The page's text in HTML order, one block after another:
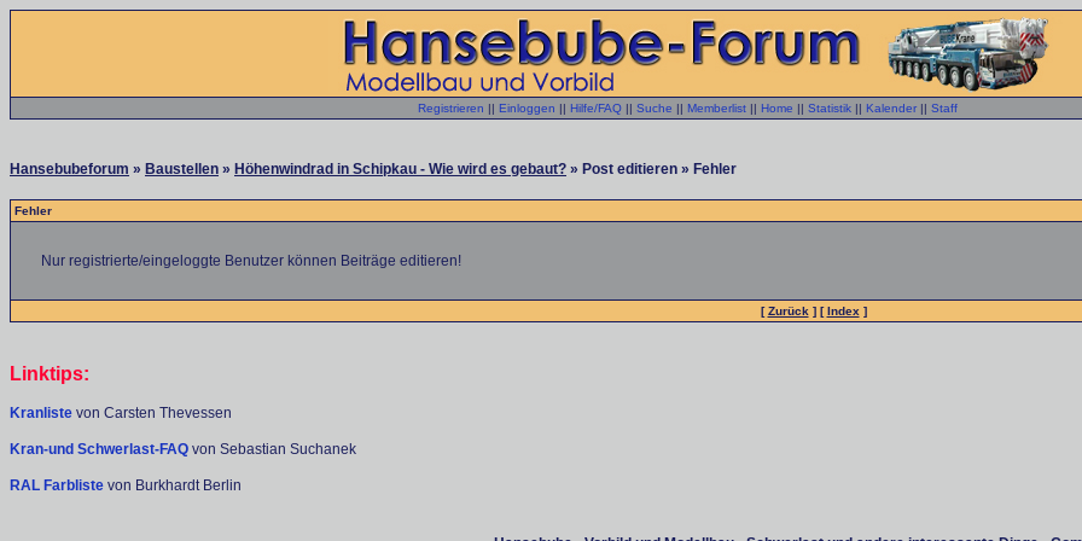
Registrieren || Einloggen || Hilfe/FAQ || Suche || Memberlist || Home || Statistik || Kalender || Staff
Hansebubeforum » Baustellen » Höhenwindrad in Schipkau - Wie wird es gebaut? » Post editieren » Fehler
Fehler
Nur registrierte/eingeloggte Benutzer können Beiträge editieren!
[Zurück ] [Index ]
Linktips:
Kranliste von Carsten Thevessen
Kran-und Schwerlast-FAQ von Sebastian Suchanek
RAL Farbliste von Burkhardt Berlin